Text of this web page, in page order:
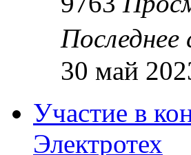
30 май
Участие в
Электротех